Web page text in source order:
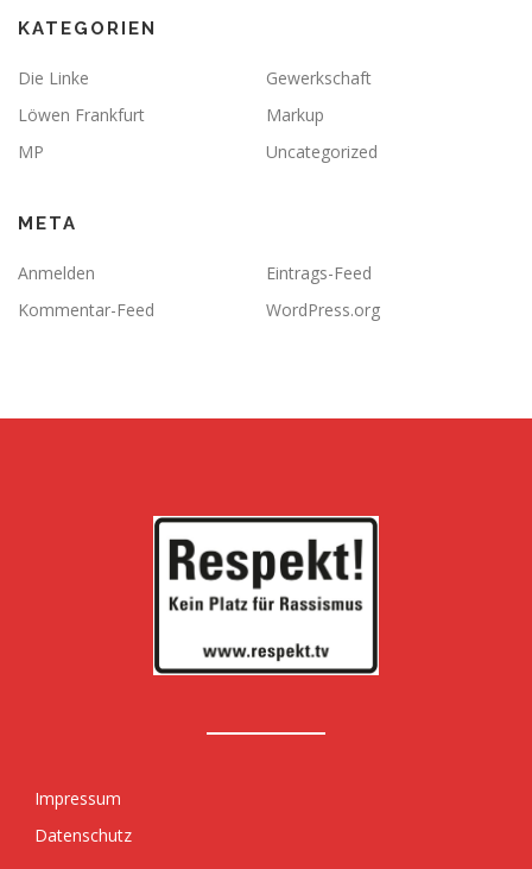
KATEGORIEN
Die Linke
Gewerkschaft
Löwen Frankfurt
Markup
MP
Uncategorized
META
Anmelden
Eintrags-Feed
Kommentar-Feed
WordPress.org
Impressum
Datenschutz